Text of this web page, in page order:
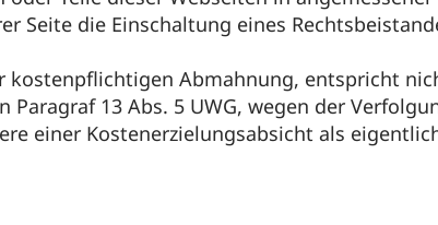
Seite die Einschaltung eines
kostenpflichtigen Abmahnung, entspricht
13 Abs. 5 UWG, wegen der
einer Kostenerzielungsabsicht als